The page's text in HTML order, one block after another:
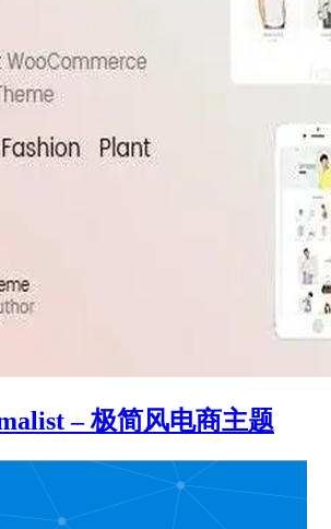
– 极简风电商主题